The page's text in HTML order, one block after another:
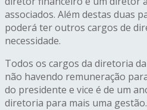
associados. Além destas duas
poderá ter outros cargos de
necessidade.
Todos os cargos da diretoria
não havendo remuneração
do presidente e vice é de um
diretoria para mais uma gestão.